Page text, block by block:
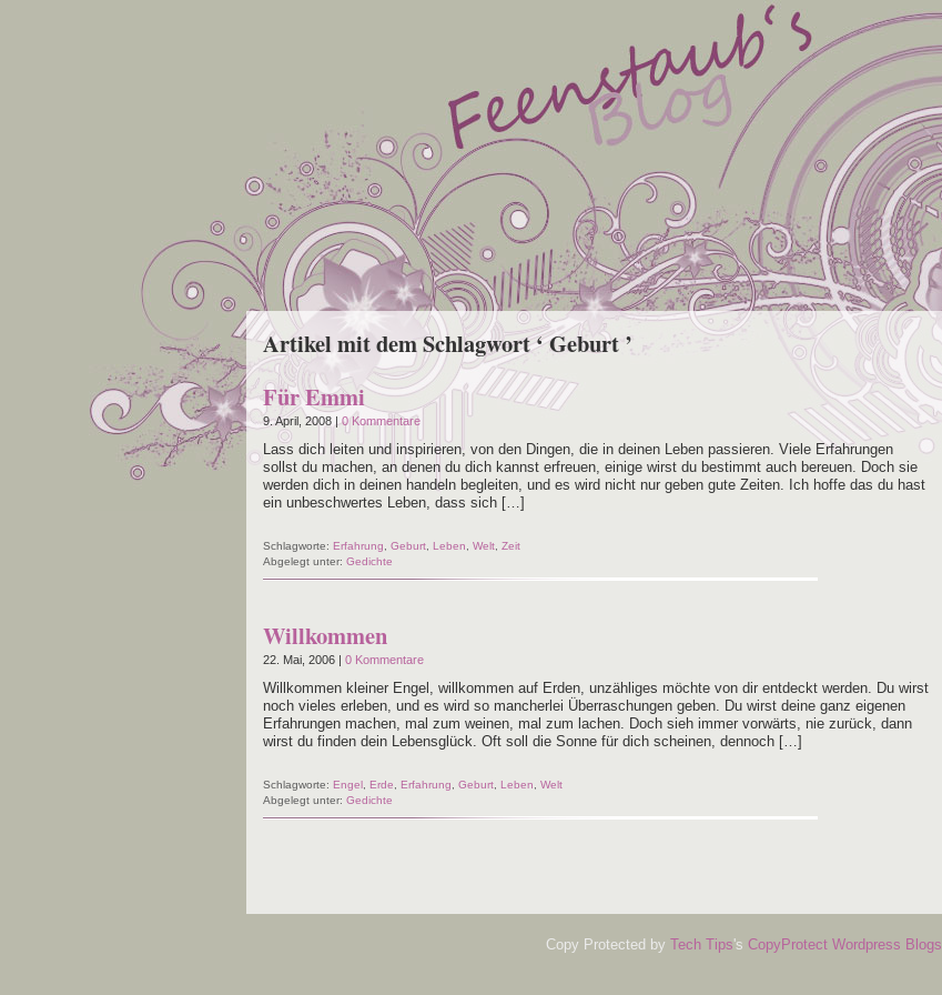
Artikel mit dem Schlagwort ‘ Geburt ’
Für Emmi
9. April, 2008 |0 Kommentare
Lass dich lei­ten und inspi­rie­ren, von den Din­gen, die in dei­nen Leben pas­sie­ren. Vie­le Erfah­run­gen
sollst du machen, an denen du dich kannst erfreu­en, eini­ge wirst du bestimmt auch bereu­en. Doch sie
wer­den dich in dei­nen han­deln beglei­ten, und es wird nicht nur geben gute Zei­ten. Ich hof­fe das du hast
ein unbe­schwer­tes Leben, dass sich […]
Schlagworte: Erfahrung Geburt Leben Welt Zeit
Abgelegt unter: Gedichte
Willkommen
22. Mai, 2006 | 0 Kommentare
Will­kom­men klei­ner Engel, will­kom­men auf Erden, unzäh­li­ges möch­te von dir ent­deckt wer­den. Du wirst
noch vie­les erle­ben, und es wird so man­cher­lei Über­ra­schun­gen geben. Du wirst dei­ne ganz eige­nen
Erfah­run­gen machen, mal zum wei­nen, mal zum lachen. Doch sieh immer vor­wärts, nie zurück, dann
wirst du fin­den dein Lebens­glück. Oft soll die Son­ne für dich schei­nen, dennoch […]
Schlagworte: Engel Erde Erfahrung Geburt Leben
Welt
Abgelegt unter: Gedichte
Copy Protected by Tech Tips's CopyProtect Wordpress Blogs